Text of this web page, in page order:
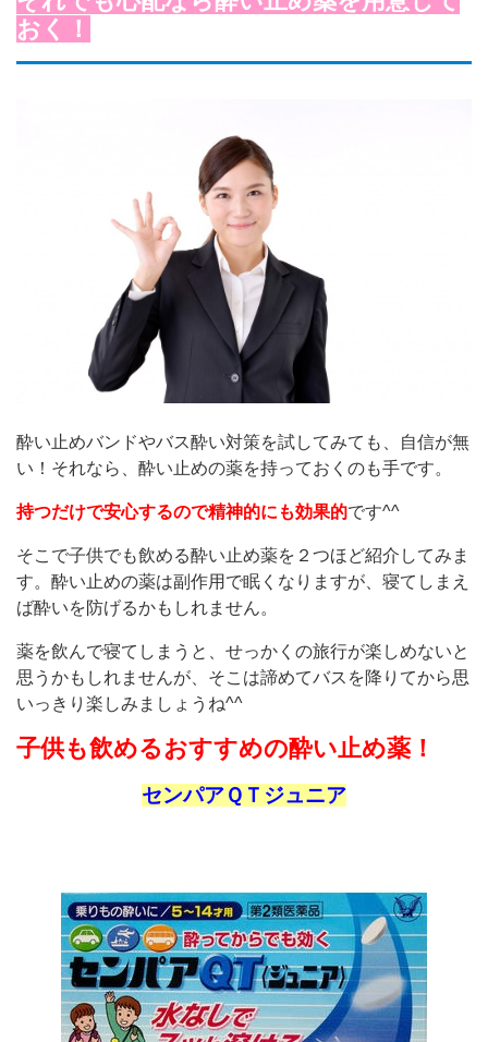
おく！
酔い止めバンドやバス酔い対策を試してみても、自信が無
い！それなら、酔い止めの薬を持っておくのも手です。
持つだけで安心するので精神的にも効果的です^^
そこで子供でも飲める酔い止め薬を２つほど紹介してみま
す。酔い止めの薬は副作用で眠くなりますが、寝てしまえ
ば酔いを防げるかもしれません。
薬を飲んで寝てしまうと、せっかくの旅行が楽しめないと
思うかもしれませんが、そこは諦めてバスを降りてから思
いっきり楽しみましょうね^^
子供も飲めるおすすめの酔い止め薬！
センパアＱＴジュニア